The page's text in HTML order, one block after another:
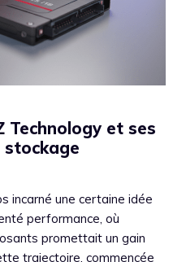
Technology et ses
stockage
incarné une certaine idée
performance, où
promettait un gain
trajectoire, commencée